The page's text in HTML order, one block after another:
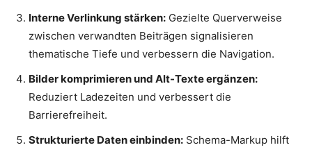
Interne Verlinkung stärken: Gezielte Querverweise
zwischen verwandten Beiträgen signalisieren
thematische Tiefe und verbessern die Navigation.
Bilder komprimieren und Alt-Texte ergänzen:
Reduziert Ladezeiten und verbessert die
Barrierefreiheit.
Strukturierte Daten einbinden: Schema-Markup hilft